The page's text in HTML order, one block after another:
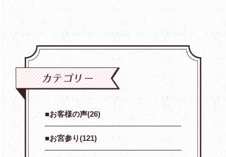
お客様の声(26)
お宮参り(121)